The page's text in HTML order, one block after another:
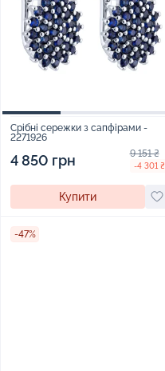
Срібні сережки з сапфірами -
2271926
4 850 грн 9 151 ₴
-4 301 ₴
Купити
-47%